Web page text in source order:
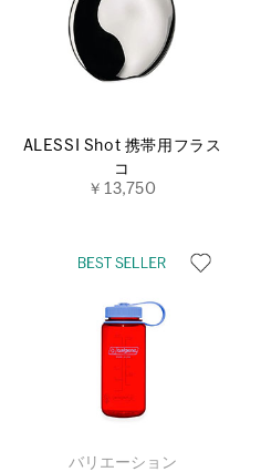
ALESSI Shot 携帯用フラス
コ
￥13,750
バリエーション